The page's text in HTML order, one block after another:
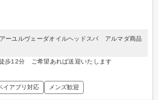
ーユルヴェーダオイルヘッドスパ アルマダ商品
歩12分 ご希望あれば送迎いたします
イアプリ対応 メンズ歓迎